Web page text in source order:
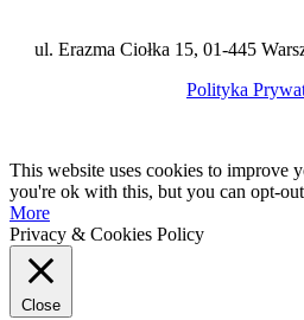
ul. Erazma Ciołka 15, 01-445
Polityka
This website uses cookies to improve
you're ok with this, but you can opt-
More
Privacy & Cookies Policy
Close